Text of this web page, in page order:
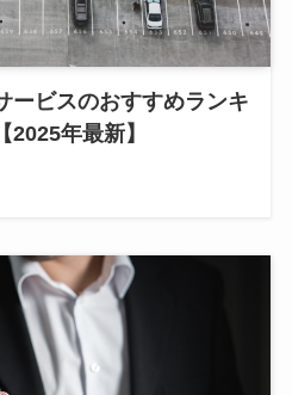
ービスのおすすめランキ
年最新】